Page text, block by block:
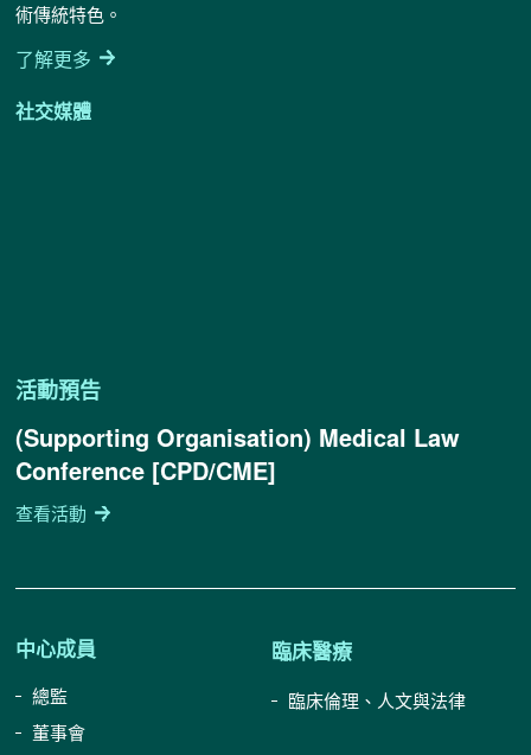
術傳統特色。
了解更多
社交媒體
活動預告
(Supporting Organisation) Medical Law
Conference [CPD/CME]
查看活動
中心成員
總監
董事會
臨床醫療
臨床倫理、人文與法律